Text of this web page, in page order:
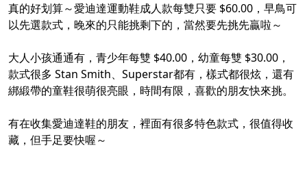
真的好划算～愛迪達運動鞋成人款每雙只要 $60.00，早鳥可
以先選款式，晚來的只能挑剩下的，當然要先挑先贏啦～
大人小孩通通有，青少年每雙 $40.00，幼童每雙 $30.00，
款式很多 Stan Smith、Superstar都有，樣式都很炫，還有
綁緞帶的童鞋很萌很亮眼，時間有限，喜歡的朋友快來挑。
有在收集愛迪達鞋的朋友，裡面有很多特色款式，很值得收
藏，但手足要快喔～